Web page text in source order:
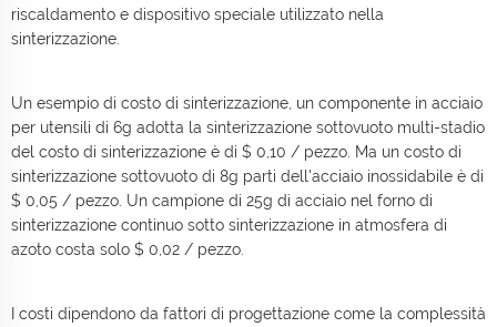
riscaldamento e dispositivo speciale utilizzato nella
sinterizzazione.
Un esempio di costo di sinterizzazione, un componente in acciaio
per utensili di 6g adotta la sinterizzazione sottovuoto multi-stadio
del costo di sinterizzazione è di $ 0,10 / pezzo. Ma un costo di
sinterizzazione sottovuoto di 8g parti dell'acciaio inossidabile è di
$ 0,05 / pezzo. Un campione di 25g di acciaio nel forno di
sinterizzazione continuo sotto sinterizzazione in atmosfera di
azoto costa solo $ 0,02 / pezzo.
I costi dipendono da fattori di progettazione come la complessità